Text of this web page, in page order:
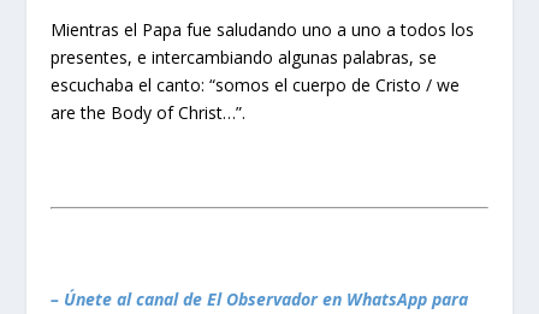
Mientras el Papa fue saludando uno a uno a todos los
presentes, e intercambiando algunas palabras, se
escuchaba el canto: “somos el cuerpo de Cristo /we
are the Body of Christ…”.
– Únete al canal de El Observador en WhatsApp para